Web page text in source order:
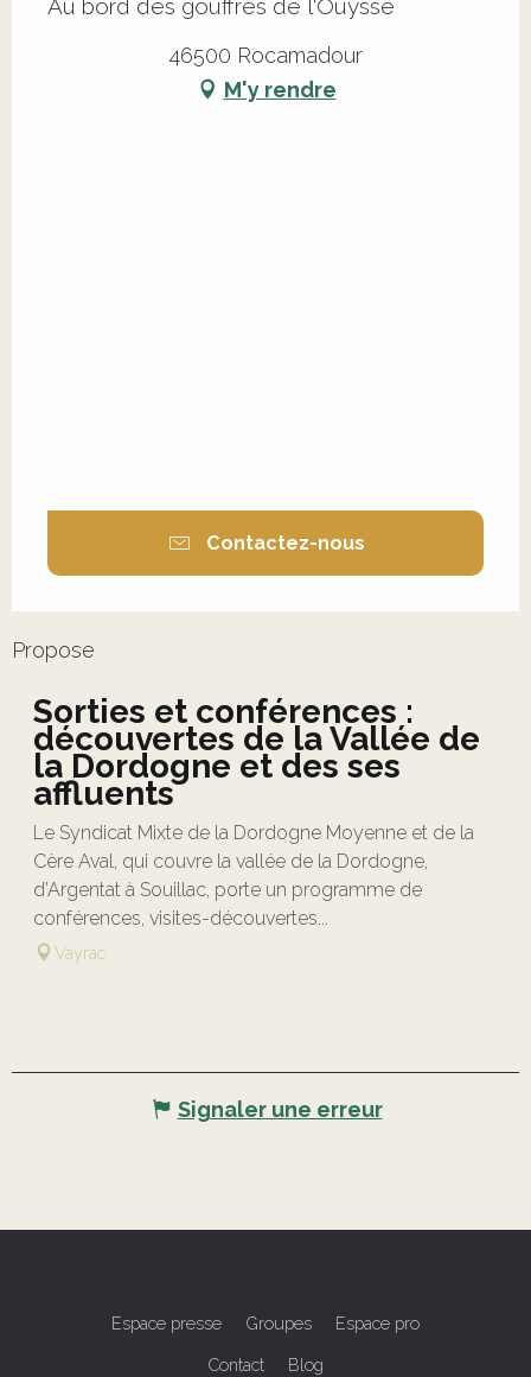
Au bord des gouffres de l'Ouysse
46500 Rocamadour
M'y rendre
Contactez-nous
Propose
Sorties et conférences :
découvertes de la Vallée de
la Dordogne et des ses
affluents
Le Syndicat Mixte de la Dordogne Moyenne et de la
Cère Aval, qui couvre la vallée de la Dordogne,
d’Argentat à Souillac, porte un programme de
conférences, visites-découvertes...
Vayrac
Signaler une erreur
Espace presse Groupes Espace pro
Contact Blog